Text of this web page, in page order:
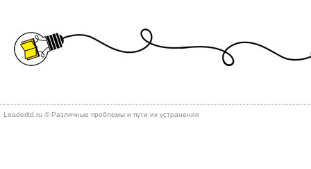
Leaderltd.ru © Различные проблемы и пути их устранения